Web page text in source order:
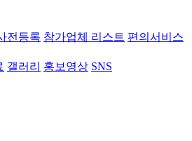
전등록 참가업체 리스트 편의서비스
갤러리 홍보영상 SNS